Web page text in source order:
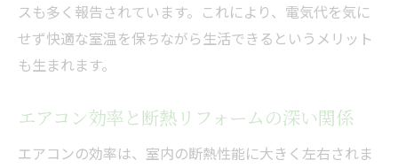
スも多く報告されています。これにより、電気代を気に
せず快適な室温を保ちながら生活できるというメリット
も生まれます。
エアコン効率と断熱リフォームの深い関係
エアコンの効率は、室内の断熱性能に大きく左右されま